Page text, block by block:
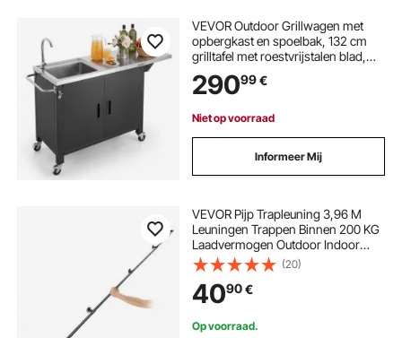
VEVOR Outdoor Grillwagen met
opbergkast en spoelbak, 132 cm
grilltafel met roestvrijstalen blad,
kruidenrek en handdoekhouder,
keukenwagen en serveerwagen
29099€
Niet op voorraad
Informeer Mij
VEVOR Pijp Trapleuning 3,96 M
Leuningen Trappen Binnen 200 KG
Laadvermogen Outdoor Indoor
Universele Trapleuning van
Koolstofstaal en Matte Afwerking
als Zolderleuning Armleuning
Badkamerleuning enz
(20)
4090€
Op voorraad.